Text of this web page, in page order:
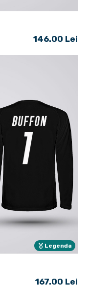
146.00 Lei
Legenda
167.00 Lei